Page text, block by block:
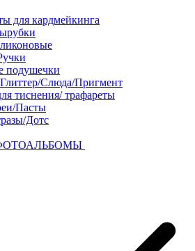
для кардмейкинга
подушечки
Слюда/Пригмент
тиснения/ трафареты
Пасты
Дотс
ФОТОАЛЬБОМЫ